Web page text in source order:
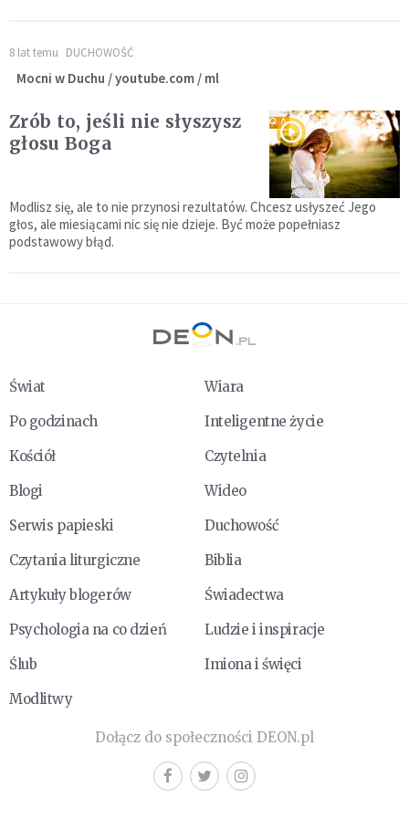
8 lat temu DUCHOWOŚĆ
Mocni w Duchu / youtube.com / ml
Zrób to, jeśli nie słyszysz
głosu Boga
Modlisz się, ale to nie przynosi rezultatów. Chcesz usłyszeć Jego
głos, ale miesiącami nic się nie dzieje. Być może popełniasz
podstawowy błąd.
Świat
Wiara
Po godzinach
Inteligentne życie
Kościół
Czytelnia
Blogi
Wideo
Serwis papieski
Duchowość
Czytania liturgiczne
Biblia
Artykuły blogerów
Świadectwa
Psychologia na co dzień
Ludzie i inspiracje
Ślub
Imiona i święci
Modlitwy
Dołącz do społeczności DEON.pl